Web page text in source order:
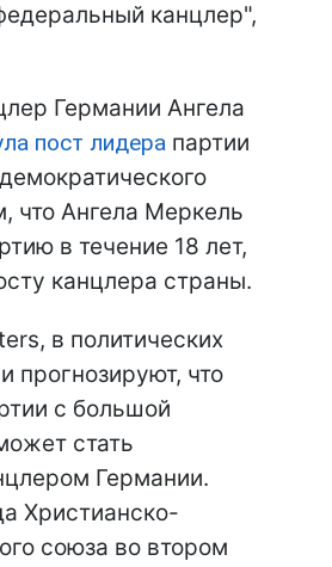
канцлер",
Германии Ангела
пост лидера партии
что Ангела Меркель
в течение 18 лет,
канцлера страны.
в политических
прогнозируют, что
с большой
стать
Германии.
Христианско-
союза во втором